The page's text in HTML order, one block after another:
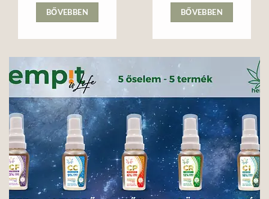
BŐVEBBEN BŐVEBBEN